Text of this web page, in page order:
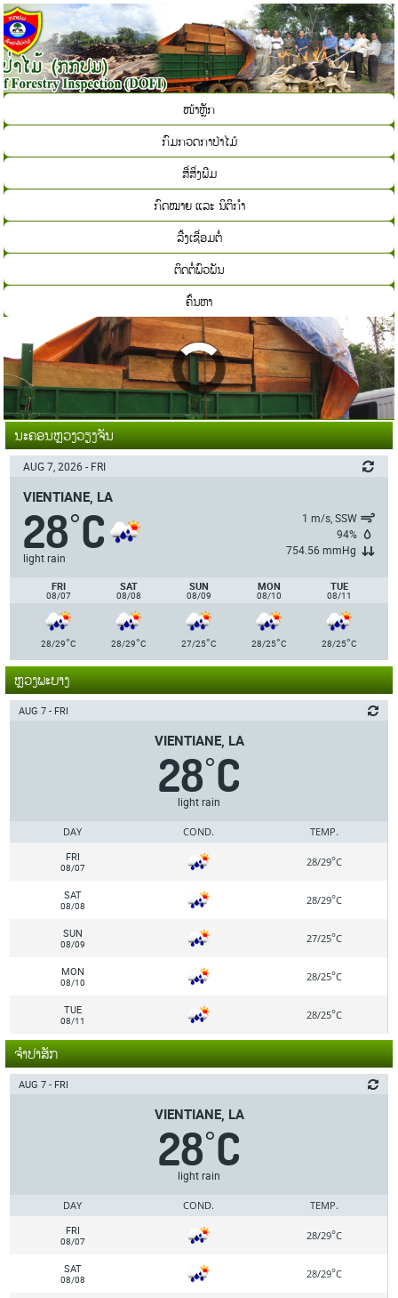
ໜ້າຫຼັກ
ກົມກວດກາປ່າໄມ້
ສື່ສິ່ງພີມ
ກົດໝາຍ ແລະ ນິຕິກຳ
ລີ້ງເຊື່ອມຕໍ່
ຕິດຕໍ່ພົວພັນ
ຄົ້ນຫາ
ນະຄອນຫຼວງວຽງຈັນ
AUG 7, 2026 - FRI
VIENTIANE, LA
28°C
light rain
1 m/s, SSW
94%
754.56 mmHg
FRI
08/07
SAT
08/08
SUN
08/09
MON
08/10
TUE
08/11
28/29°C 28/29°C 27/25°C 28/25°C 28/25°C
ຫຼວງພະບາງ
AUG 7 - FRI
VIENTIANE, LA
28°C
light rain
DAY COND.
TEMP.
FRI
08/07 28/29°C
SAT
08/08 28/29°C
SUN
08/09 27/25°C
MON
08/10 28/25°C
TUE
08/11 28/25°C
ຈຳປາສັກ
AUG 7 - FRI
VIENTIANE, LA
28°C
light rain
DAY COND.
TEMP.
FRI
08/07 28/29°C
SAT
08/08 28/29°C